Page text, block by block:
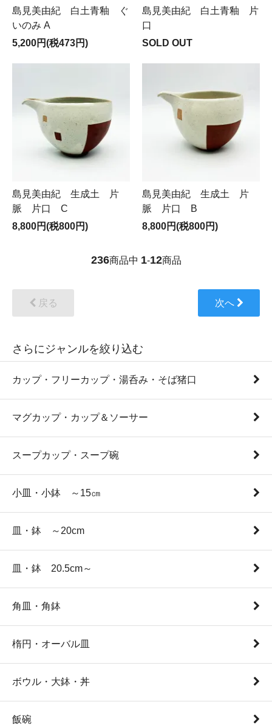
島見美由紀 白土青釉 ぐ
いのみ A
5,200円(税473円)
島見美由紀 白土青釉 片
口
SOLD OUT
島見美由紀 生成土 片
脈 片口 C
8,800円(税800円)
島見美由紀 生成土 片
脈 片口 B
8,800円(税800円)
236商品中 1-12商品
戻る 次へ
さらにジャンルを絞り込む
カップ・フリーカップ・湯呑み・そば猪口
マグカップ・カップ＆ソーサー
スープカップ・スープ碗
小皿・小鉢 ～15㎝
皿・鉢 ～20cm
皿・鉢 20.5cm～
角皿・角鉢
楕円・オーバル皿
ボウル・大鉢・丼
飯碗